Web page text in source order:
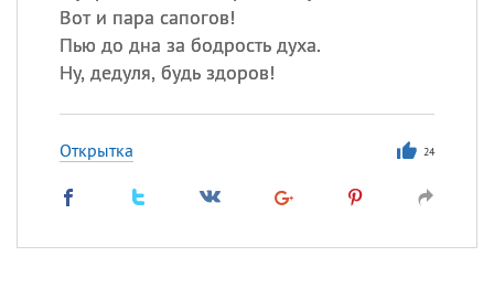
Вот и пара сапогов!
Пью до дна за бодрость духа.
Ну, дедуля, будь здоров!
Открытка 24